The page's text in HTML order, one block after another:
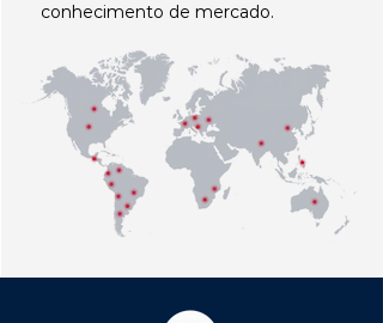
conhecimento de mercado.